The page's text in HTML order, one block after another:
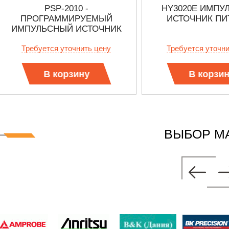
PSP-2010 -
ПРОГРАММИРУЕМЫЙ
ИМПУЛЬСНЫЙ ИСТОЧНИК
Требуется уточнить цену
В корзину
HY3020E
ИСТОЧНИК
Требуется
В
ВЫБОР